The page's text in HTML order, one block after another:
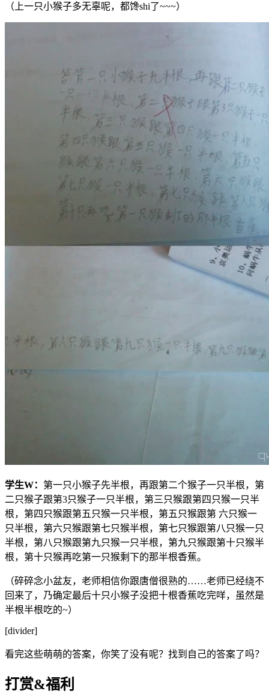
（上一只小猴子多无辜呢，都馋shi了~~~）
学生W： 第一只小猴子先半根，再跟第二个猴子一只半根，第
二只猴子跟第3只猴子一只半根，第三只猴跟第四只猴一只半
根，第四只猴跟第五只猴一只半根，第五只猴跟第 六只猴一
只半根，第六只猴跟第七只猴半根，第七只猴跟第八只猴一只
半根，第八只猴跟第九只猴一只半根，第九只猴跟第十只猴半
根，第十只猴再吃第一只猴剩下的那半根香蕉。
（碎碎念小盆友，老师相信你跟唐僧很熟的……老师已经绕不
回来了，乃确定最后十只小猴子没把十根香蕉吃完咩，虽然是
半根半根吃的~）
[divider]
看完这些萌萌的答案，你笑了没有呢？找到自己的答案了吗？
打赏&福利